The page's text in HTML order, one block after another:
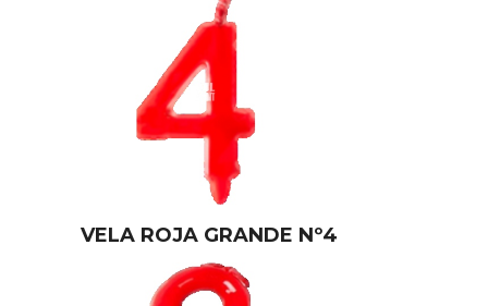
VELA ROJA GRANDE Nº4